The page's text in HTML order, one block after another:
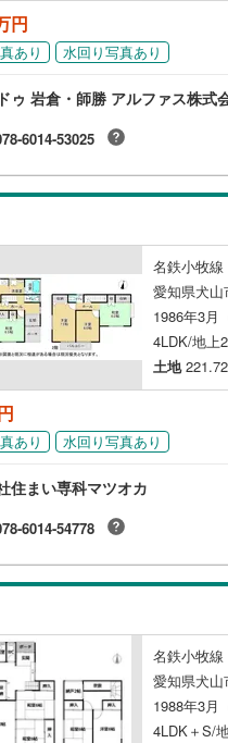
円
あり 水回り写真あり
ゥ 岩倉・師勝 アルファス株式
6014-53025
名鉄小牧
愛知県犬
1986年3月
4LDK/地上
土地
あり 水回り写真あり
住まい専科マツオカ
6014-54778
名鉄小牧
愛知県犬
1988年3月
4LDK＋S/
ン対応
ライン対応とは？